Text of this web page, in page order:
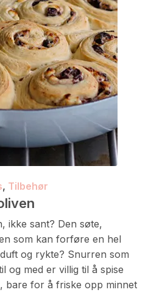
, Tilbehør
ikke sant? Den søte,
som kan forføre en hel
og rykte? Snurren som
og med er villig til å spise
bare for å friske opp minnet